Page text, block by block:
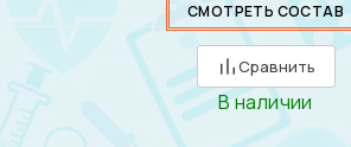
СМОТРЕТЬ СОСТАВ
Сравнить
В наличии